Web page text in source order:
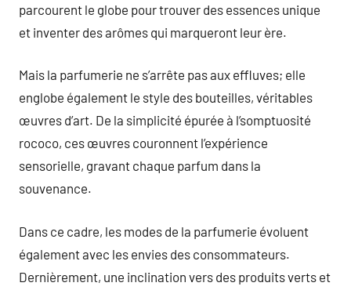
parcourent le globe pour trouver des essences unique
et inventer des arômes qui marqueront leur ère.
Mais la parfumerie ne s’arrête pas aux effluves; elle
englobe également le style des bouteilles, véritables
œuvres d’art. De la simplicité épurée à l’somptuosité
rococo, ces œuvres couronnent l’expérience
sensorielle, gravant chaque parfum dans la
souvenance.
Dans ce cadre, les modes de la parfumerie évoluent
également avec les envies des consommateurs.
Dernièrement, une inclination vers des produits verts et